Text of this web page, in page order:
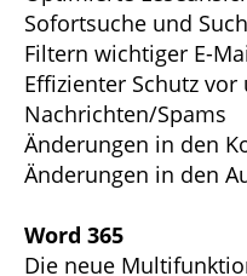
Sofortsuche und
Filtern wichtiger E-
Effizienter Schutz
Nachrichten/Spams
Änderungen in den
Änderungen in den
Word 365
Die neue